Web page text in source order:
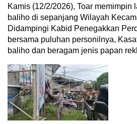
Kamis (12/2/2026), Toar memimpin
baliho di sepanjang Wilayah
Didampingi Kabid Penegakkan
bersama puluhan personilnya,
baliho dan beragam jenis papan